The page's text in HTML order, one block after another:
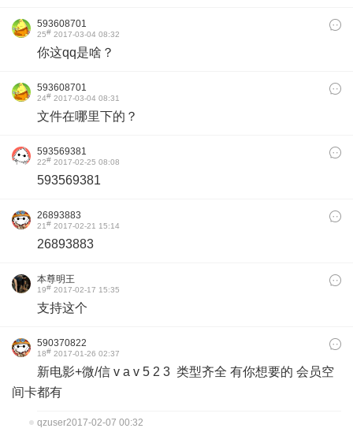
593608701
25# 2017-03-04 08:32
你这qq是啥？
593608701
24# 2017-03-04 08:31
文件在哪里下的？
593569381
22# 2017-02-25 08:08
593569381
26893883
21# 2017-02-21 15:14
26893883
本尊明王
19# 2017-02-17 15:35
支持这个
590370822
18# 2017-01-26 02:37
新电影+微/信 v a v 5 2 3 类型齐全 有你想要的 会员空
间卡都有
qzuser2017-02-07 00:32